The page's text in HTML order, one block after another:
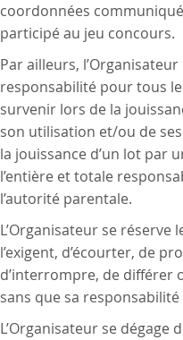
coordonnées
participé au jeu concours.
Par ailleurs,
responsabilité pour tous
survenir lors de la
son utilisation et/ou de
la jouissance d’un lot par
l’entière et totale
l’autorité parentale.
L’Organisateur se réserve
l’exigent, d’écourter, de
d’interrompre, de différer
sans que sa
L’Organisateur se